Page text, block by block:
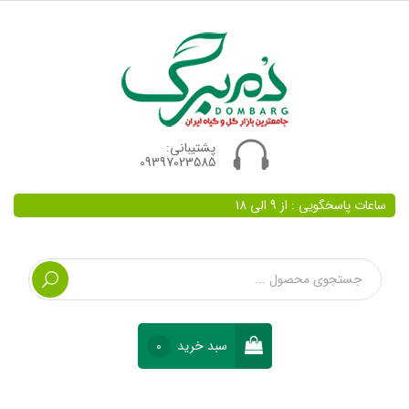
پشتیبانی:
09397023585
ساعات پاسخگویی : از 9 الی 18
سبد خرید 0